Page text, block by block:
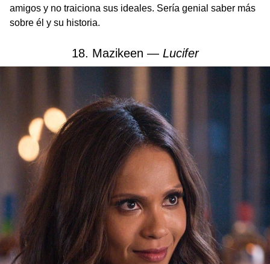
amigos y no traiciona sus ideales. Sería genial saber más
sobre él y su historia.
18. Mazikeen — Lucifer